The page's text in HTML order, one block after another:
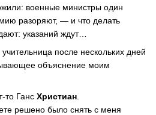
военные министры один
разоряют, — и что делать
указаний ждут…
после нескольких дней
объяснение моим
то Ганс Христиан
решено было снять с меня